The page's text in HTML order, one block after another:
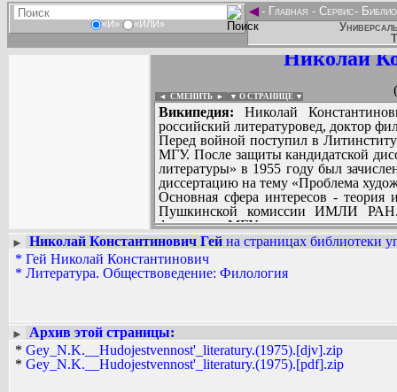
«И» «ИЛИ»
◄- Главная - Сервис-
Николай
◄ СМЕНИТЬ ► ▼ О СТРАНИЦЕ ▼
Википедия: Николай
российский литературовед, доктор
Перед войной поступил в
МГУ. После защиты кандидатской
литературы» в 1955 году был
диссертацию на тему «Проблема
Основная сфера интересов - теория
Пушкинской комиссии ИМЛИ РАН.
факультете МГУ курс теории
Вадим Ершов...
...
► Николай Константинович Гей на страницах библиотеки
* Гей Николай Константинович
* Литература. Обществоведение: Филология
►
Архив этой страницы:
* Gey_N.K.__Hudojestvennost'_literatury.(1975).[djv].zip
* Gey_N.K.__Hudojestvennost'_literatury.(1975).[pdf].zip